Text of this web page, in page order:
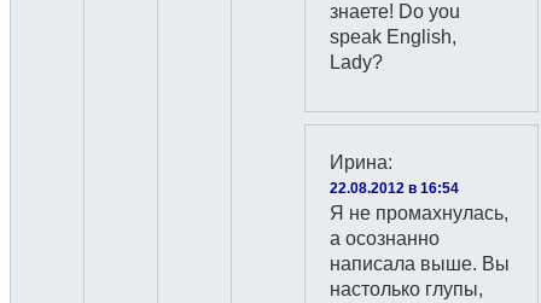
знаете! Do you
speak English,
Lady?
Ирина:
22.08.2012 в 16:54
Я не промахнулась,
а осознанно
написала выше. Вы
настолько глупы,